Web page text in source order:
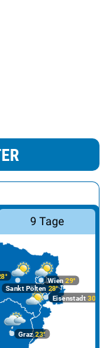
9 Tage
Graz23°
Wien 29°
Eisenstadt 30°
Sankt Pölten 28°